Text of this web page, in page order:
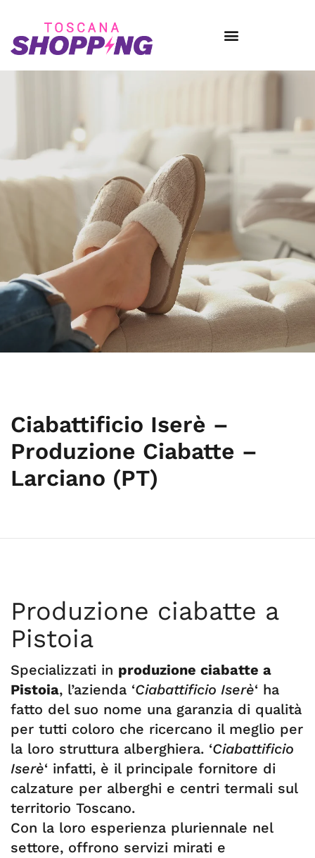
Ciabattificio Iserè –
Produzione Ciabatte –
Larciano (PT)
Produzione ciabatte a
Pistoia
Specializzati in produzione ciabatte a
Pistoia, l’azienda ‘Ciabattificio Iserè‘ ha
fatto del suo nome una garanzia di qualità
per tutti coloro che ricercano il meglio per
la loro struttura alberghiera. ‘Ciabattificio
Iserè‘ infatti, è il principale fornitore di
calzature per alberghi e centri termali sul
territorio Toscano.
Con la loro esperienza pluriennale nel
settore, offrono servizi mirati e